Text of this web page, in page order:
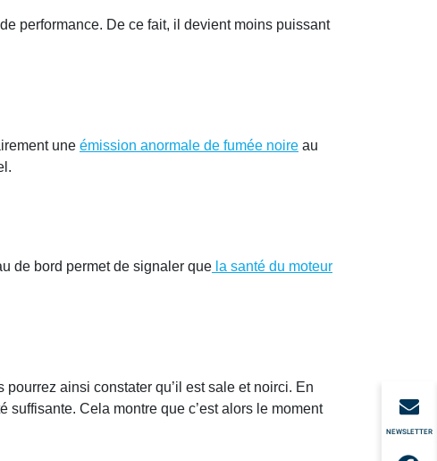
NEWSLETTER
performance. De ce fait, il devient moins puissant
une émission anormale de fumée noire au
de bord permet de signaler que la santé du moteur
ainsi constater qu’il est sale et noirci. En
suffisante. Cela montre que c’est alors le moment